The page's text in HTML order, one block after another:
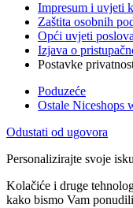
Impresum i uvjeti
Zaštita osobnih
Opći uvjeti
Izjava o
Postavke
Poduzeće
Ostale Niceshops
Odustati od ugovora
Personalizirajte svoje
Kolačiće i druge
kako bismo Vam